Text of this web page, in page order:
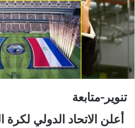
تنوير-متابعة
أعلن الاتحاد الدولي